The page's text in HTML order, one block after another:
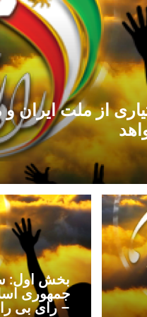
از ملت ایران
بخش اول:
جمهوری
– رای بی